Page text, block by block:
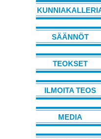
SÄÄNNÖT
TEOKSET
ILMOITA TEOS
MEDIA